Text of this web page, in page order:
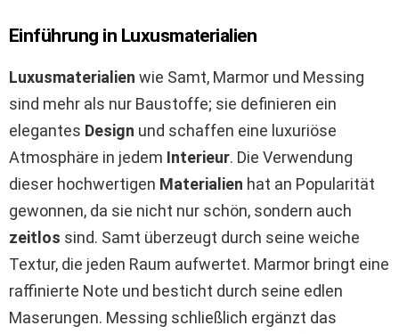
Einführung in Luxusmaterialien
Luxusmaterialien wie Samt, Marmor und Messing
sind mehr als nur Baustoffe; sie definieren ein
elegantes Design und schaffen eine luxuriöse
Atmosphäre in jedem Interieur. Die Verwendung
dieser hochwertigen Materialien hat an Popularität
gewonnen, da sie nicht nur schön, sondern auch
zeitlos sind. Samt überzeugt durch seine weiche
Textur, die jeden Raum aufwertet. Marmor bringt eine
raffinierte Note und besticht durch seine edlen
Maserungen. Messing schließlich ergänzt das